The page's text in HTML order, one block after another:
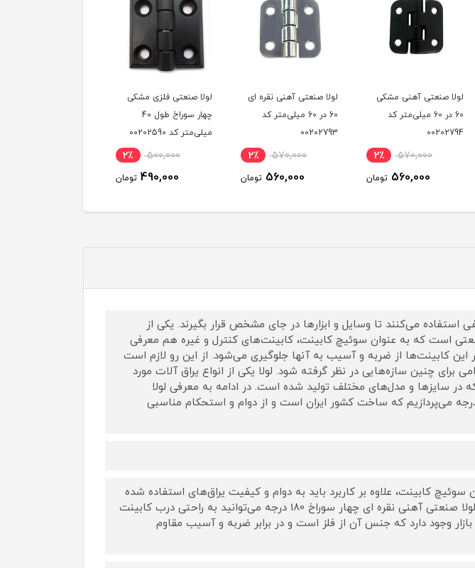
لولا صنعتی آهنی نقره ای
60 در 60 میلی‌متر کد
00202793
570,000 2٪
560,000 تومان
لولا صنعتی فلزی مشکی
چهار سوراخ طول 40
میلی‌متر کد 00202590
500,000 2٪
490,000 تومان
لولا صنعتی فلزی نقره‌ای
چهار سوراخ طول 40
میلی‌متر کد 00202582
500,000 2٪
490,000 تومان
استفاده می‌کنند تا وسایل و ابزارها در جای مشخص قرار بگیرند. یکی از
است که به عنوان سوئیچ کابینت، کابینت‌های کنترل و غیره هم معرفی
کابینت‌ها از ضربه و آسیب به آنها جلوگیری می‌شود. از این رو لازم است
برای چنین سازه‌هایی در نظر گرفته شود. لولا یکی از انواع یراق آلات مورد
در سایزها و مدل‌های مختلف تولید شده است. در ادامه به معرفی لولا
آهنی نقره ای چهار سوراخ 180 درجه می‌پردازیم که ساخت کشور ایران است و از دوام و استحکام مناسبی
کابینت، علاوه بر کاربرد باید به دوام و کیفیت یراق‌های استفاده شده
برای آن نیز توجه داشت. با استفاده از لولا صنعتی آهنی نقره ای چهار سوراخ 180 درجه می‌توانید به راحتی درب کابینت
بازار وجود دارد که جنس آن از فلز است و در برابر ضربه و آسیب مقاوم